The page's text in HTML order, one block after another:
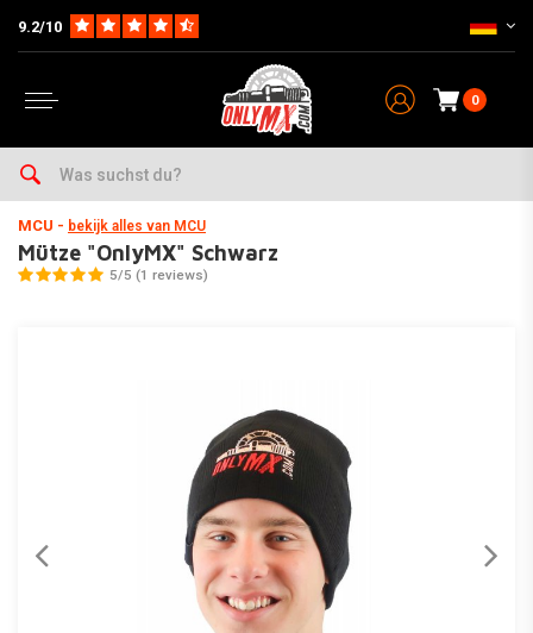
9.2/10
0
Home
MCU - bekijk alles van MCU
Mütze "OnlyMX" Schwarz
5/5 (1 reviews)